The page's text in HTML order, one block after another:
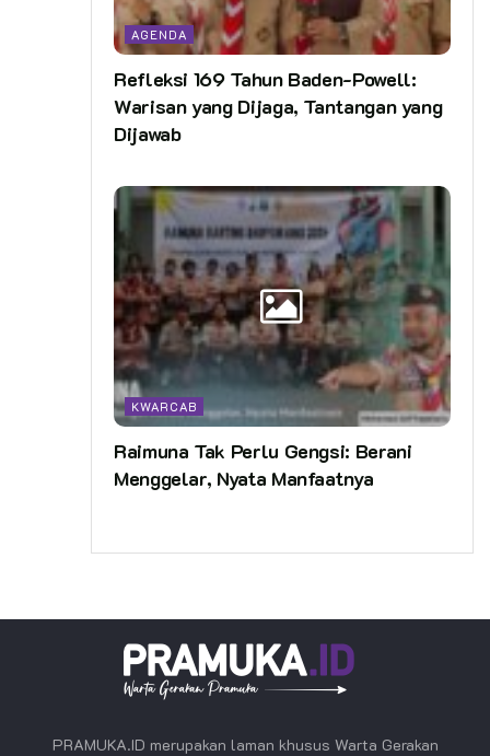
AGENDA
Refleksi 169 Tahun Baden-Powell:
Warisan yang Dijaga, Tantangan yang
Dijawab
KWARCAB
Raimuna Tak Perlu Gengsi: Berani
Menggelar, Nyata Manfaatnya
PRAMUKA.ID merupakan laman khusus Warta Gerakan